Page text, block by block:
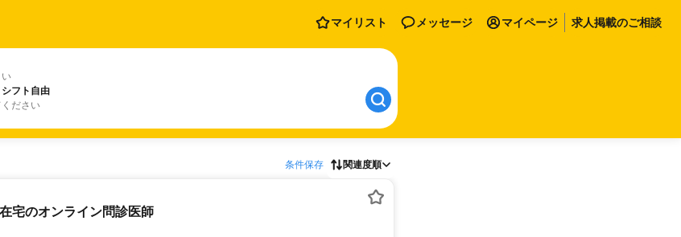
マイリスト メッセージ マイページ 求人掲載のご相談
フト自由
ださい
条件保存 関連度順
宅のオンライン問診医師